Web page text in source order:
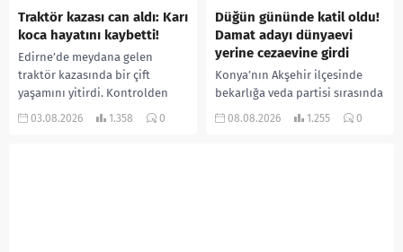
Traktör kazası can aldı: Karı
koca hayatını kaybetti!
Edirne’de meydana gelen
traktör kazasında bir çift
yaşamını yitirdi. Kontrolden
çıkarak devrilen traktörün
03.08.2026 1.358 0
Düğün gününde katil oldu!
Damat adayı dünyaevi
yerine cezaevine girdi
Konya’nın Akşehir ilçesinde
bekarlığa veda partisi sırasında
çıkan kavgada bir kişi hayatını
08.08.2026 1.255 0